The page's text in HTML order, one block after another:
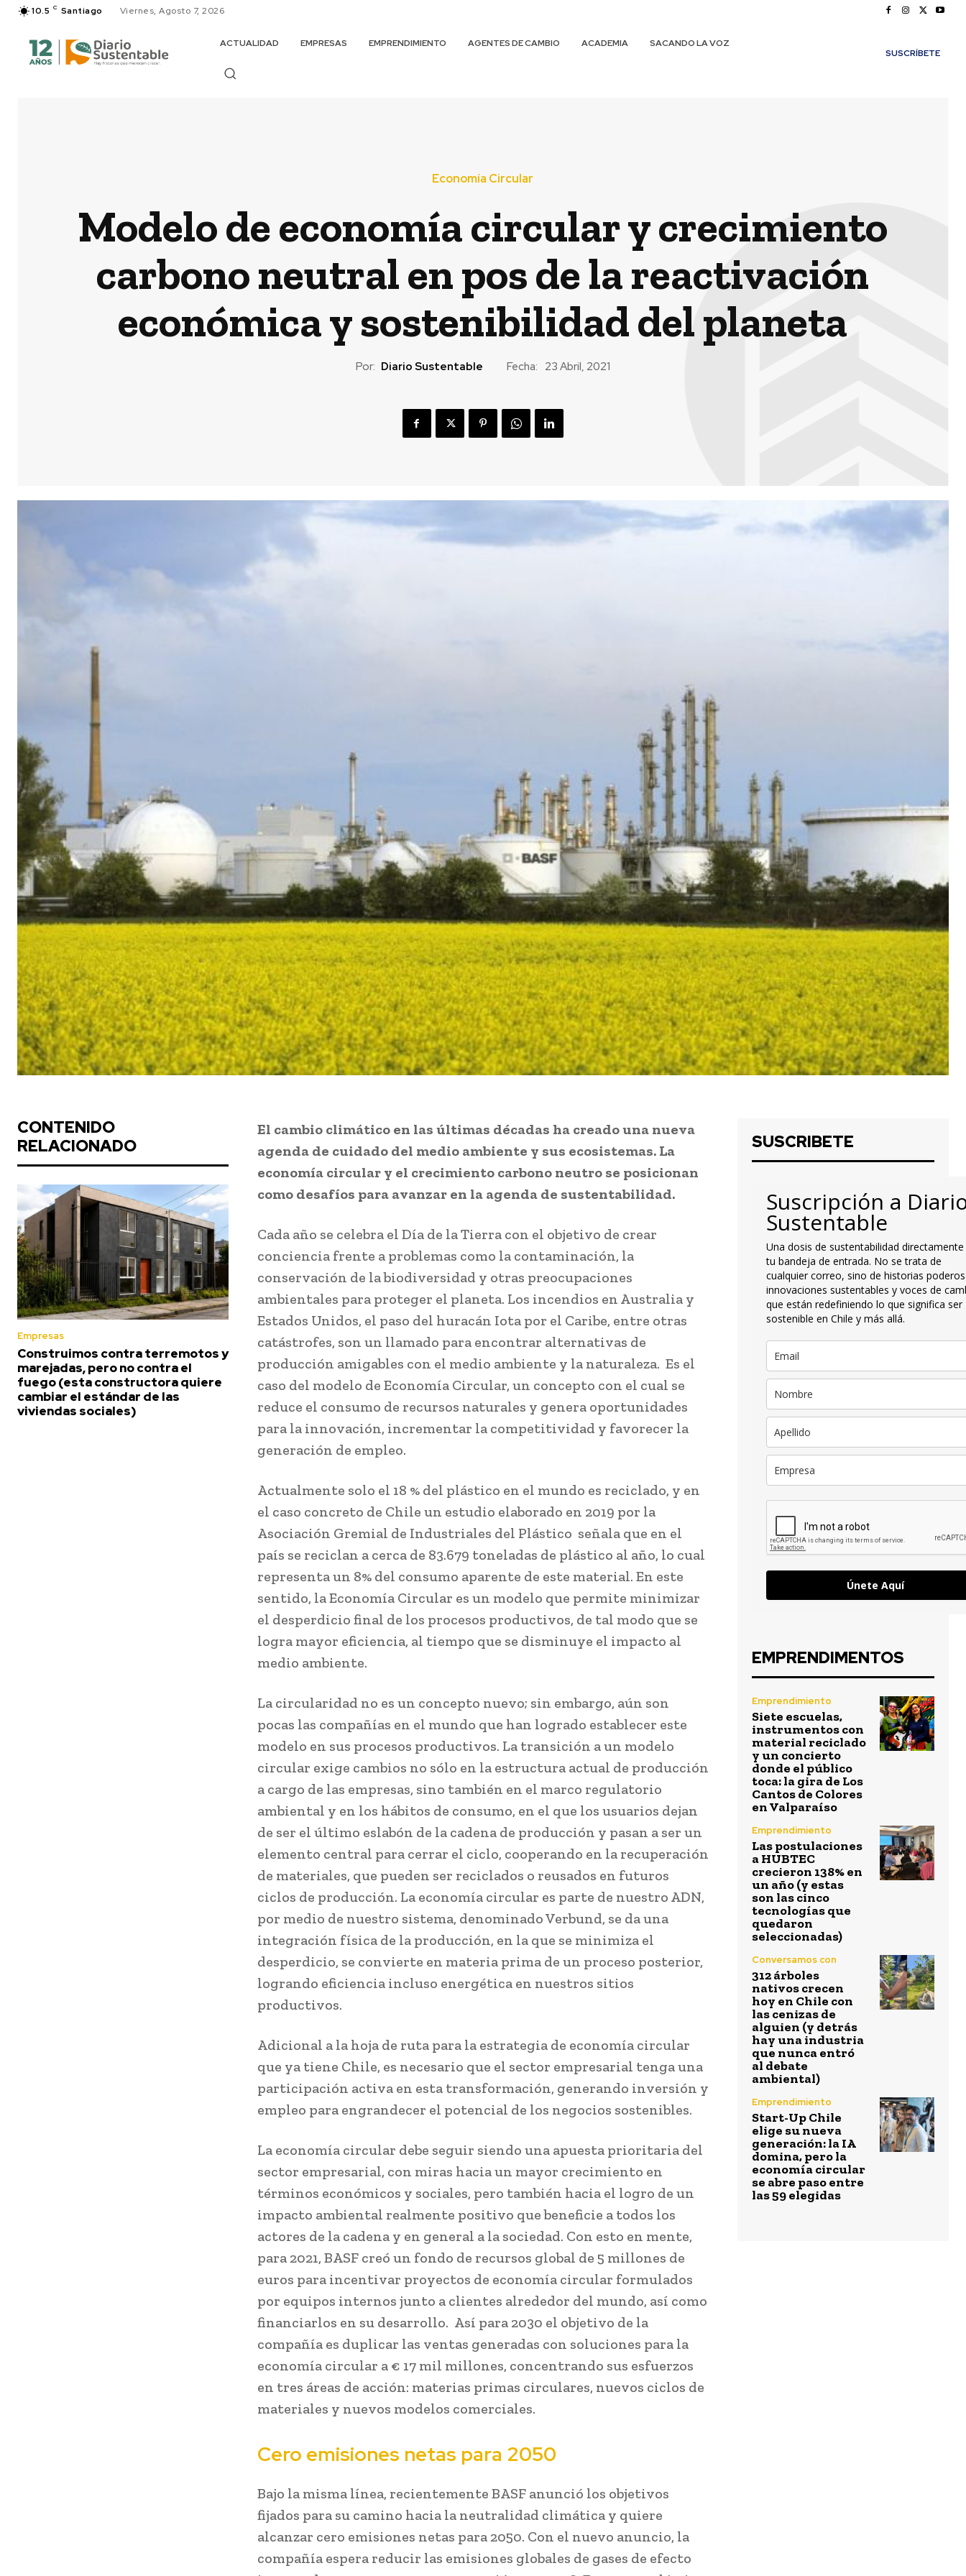
10.5 C Santiago Viernes, Agosto 7, 2026
ACTUALIDAD EMPRESAS EMPRENDIMIENTO AGENTES DE CAMBIO ACADEMIA
SACANDO LA VOZ
SUSCRÍBETE
Economía Circular
Modelo de economía circular y crecimiento
carbono neutral en pos de la reactivación
económica y sostenibilidad del planeta
Por: Diario Sustentable Fecha: 23 Abril, 2021
CONTENIDO
RELACIONADO
Empresas
Construimos contra terremotos y
marejadas, pero no contra el
fuego (esta constructora quiere
cambiar el estándar de las
viviendas sociales)
El cambio climático en las últimas décadas ha creado una nueva
agenda de cuidado del medio ambiente y sus ecosistemas. La
economía circular y el crecimiento carbono neutro se posicionan
como desafíos para avanzar en la agenda de sustentabilidad.
Cada año se celebra el Día de la Tierra con el objetivo de crear
conciencia frente a problemas como la contaminación, la
conservación de la biodiversidad y otras preocupaciones
ambientales para proteger el planeta. Los incendios en Australia y
Estados Unidos, el paso del huracán Iota por el Caribe, entre otras
catástrofes, son un llamado para encontrar alternativas de
producción amigables con el medio ambiente y la naturaleza. Es el
caso del modelo de Economía Circular, un concepto con el cual se
reduce el consumo de recursos naturales y genera oportunidades
para la innovación, incrementar la competitividad y favorecer la
generación de empleo.
Actualmente solo el 18 % del plástico en el mundo es reciclado, y en
el caso concreto de Chile un estudio elaborado en 2019 por la
Asociación Gremial de Industriales del Plástico señala que en el
país se reciclan a cerca de 83.679 toneladas de plástico al año, lo cual
representa un 8% del consumo aparente de este material. En este
sentido, la Economía Circular es un modelo que permite minimizar
el desperdicio final de los procesos productivos, de tal modo que se
logra mayor eficiencia, al tiempo que se disminuye el impacto al
medio ambiente.
La circularidad no es un concepto nuevo; sin embargo, aún son
pocas las compañías en el mundo que han logrado establecer este
modelo en sus procesos productivos. La transición a un modelo
circular exige cambios no sólo en la estructura actual de producción
a cargo de las empresas, sino también en el marco regulatorio
ambiental y en los hábitos de consumo, en el que los usuarios dejan
de ser el último eslabón de la cadena de producción y pasan a ser un
elemento central para cerrar el ciclo, cooperando en la recuperación
de materiales, que pueden ser reciclados o reusados en futuros
ciclos de producción. La economía circular es parte de nuestro ADN,
por medio de nuestro sistema, denominado Verbund, se da una
integración física de la producción, en la que se minimiza el
desperdicio, se convierte en materia prima de un proceso posterior,
logrando eficiencia incluso energética en nuestros sitios
productivos.
Adicional a la hoja de ruta para la estrategia de economía circular
que ya tiene Chile, es necesario que el sector empresarial tenga una
participación activa en esta transformación, generando inversión y
empleo para engrandecer el potencial de los negocios sostenibles.
La economía circular debe seguir siendo una apuesta prioritaria del
sector empresarial, con miras hacia un mayor crecimiento en
términos económicos y sociales, pero también hacia el logro de un
impacto ambiental realmente positivo que beneficie a todos los
actores de la cadena y en general a la sociedad. Con esto en mente,
para 2021, BASF creó un fondo de recursos global de 5 millones de
euros para incentivar proyectos de economía circular formulados
por equipos internos junto a clientes alrededor del mundo, así como
financiarlos en su desarrollo. Así para 2030 el objetivo de la
compañía es duplicar las ventas generadas con soluciones para la
economía circular a € 17 mil millones, concentrando sus esfuerzos
en tres áreas de acción: materias primas circulares, nuevos ciclos de
materiales y nuevos modelos comerciales.
Cero emisiones netas para 2050
Bajo la misma línea, recientemente BASF anunció los objetivos
fijados para su camino hacia la neutralidad climática y quiere
alcanzar cero emisiones netas para 2050. Con el nuevo anuncio, la
compañía espera reducir las emisiones globales de gases de efecto
SUSCRIBETE
Suscripción a
Sustentable
Una dosis de sustentabilidad
tu bandeja de entrada. No se trata de
cualquier correo, sino de historias
innovaciones sustentables y voces de
que están redefiniendo lo que significa ser
sostenible en Chile y más allá.
Únete Aquí
EMPRENDIMENTOS
Emprendimiento
Siete escuelas,
instrumentos con
material reciclado
y un concierto
donde el público
toca: la gira de Los
Cantos de Colores
en Valparaíso
Emprendimiento
Las postulaciones
a HUBTEC
crecieron 138% en
un año (y estas
son las cinco
tecnologías que
quedaron
seleccionadas)
Conversamos con
312 árboles
nativos crecen
hoy en Chile con
las cenizas de
alguien (y detrás
hay una industria
que nunca entró
al debate
ambiental)
Emprendimiento
Start-Up Chile
elige su nueva
generación: la IA
domina, pero la
economía circular
se abre paso entre
las 59 elegidas